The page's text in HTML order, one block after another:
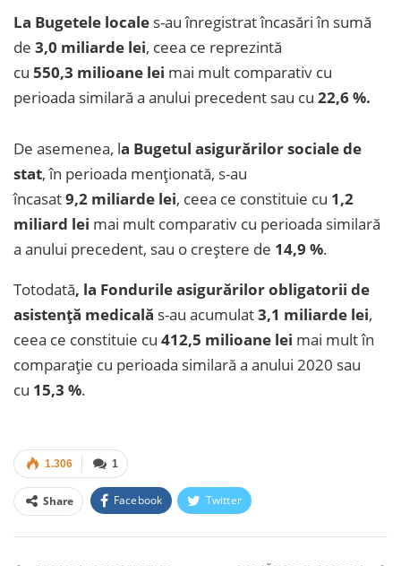
La Bugetele locale s-au înregistrat încasări în sumă
de 3,0 miliarde lei, ceea ce reprezintă
cu 550,3 milioane lei mai mult comparativ cu
perioada similară a anului precedent sau cu 22,6 %.
De asemenea, la Bugetul asigurărilor sociale de
stat, în perioada menționată, s-au
încasat9,2 miliarde lei, ceea ce constituie cu 1,2
miliard lei mai mult comparativ cu perioada similară
a anului precedent, sau o creștere de 14,9 %.
Totodată, la Fondurile asigurărilor obligatorii de
asistență medicală s-au acumulat3,1 miliarde lei,
ceea ce constituie cu 412,5 milioane lei mai mult în
comparație cu perioada similară a anului 2020 sau
cu 15,3 %.
1
1.306
Share Facebook Twitter